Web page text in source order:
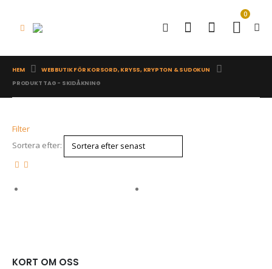
0
HEM
WEBBUTIK FÖR KORSORD, KRYSS, KRYPTON & SUDOKUN
PRODUKT TAG - SKIDÅKNING
Filter
Sortera efter:
KORT OM OSS